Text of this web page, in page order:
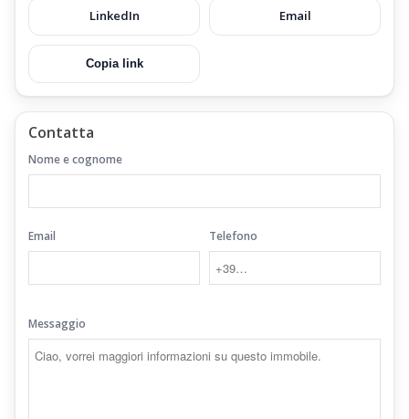
LinkedIn Email
Copia link
Contatta
Nome e cognome
Email Telefono
Messaggio